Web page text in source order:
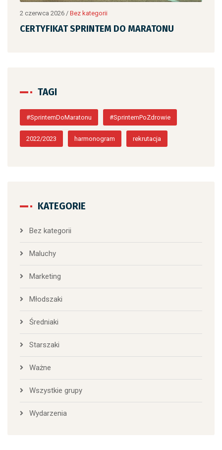
2 czerwca 2026 / Bez kategorii
CERTYFIKAT SPRINTEM DO MARATONU
TAGI
#SprintemDoMaratonu #SprintemPoZdrowie
2022/2023 harmonogram rekrutacja
KATEGORIE
Bez kategorii
Maluchy
Marketing
Młodszaki
Średniaki
Starszaki
Ważne
Wszystkie grupy
Wydarzenia